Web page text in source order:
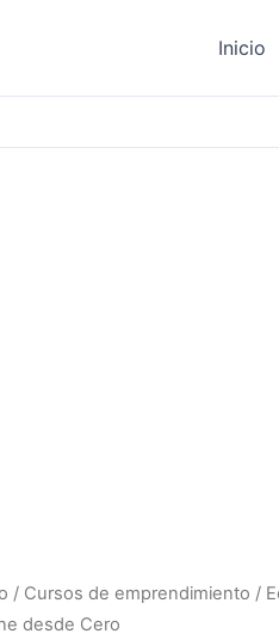
Inicio
/ Cursos de emprendimiento /
desde Cero